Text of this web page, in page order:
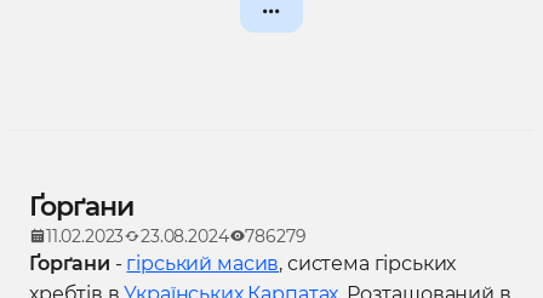
Ґорґани
11.02.2023 23.08.2024 786279
Ґорґани - гірський масив, система гірських